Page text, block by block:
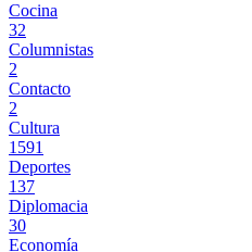
Cocina
32
Columnistas
2
Contacto
2
Cultura
1591
Deportes
137
Diplomacia
30
Economía